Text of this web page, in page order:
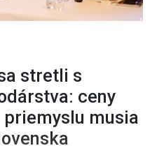
stretli s
ceny
musia